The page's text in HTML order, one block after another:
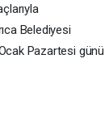
Belediyesi
Pazartesi günü